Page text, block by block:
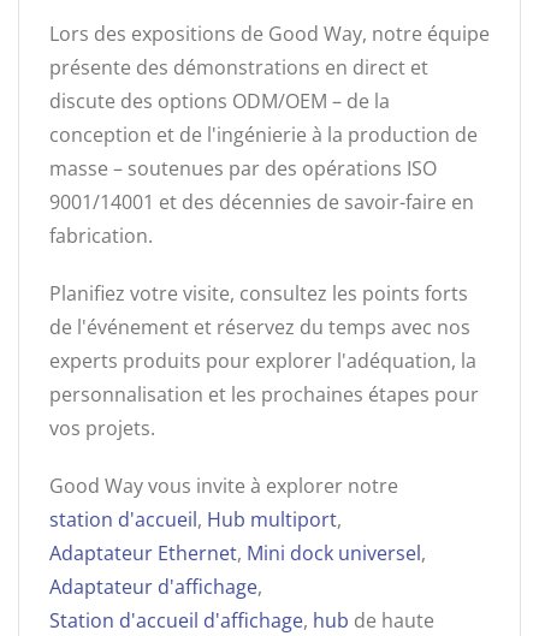
Lors des expositions de Good Way, notre équipe
présente des démonstrations en direct et
discute des options ODM/OEM – de la
conception et de l'ingénierie à la production de
masse – soutenues par des opérations ISO
9001/14001 et des décennies de savoir-faire en
fabrication.
Planifiez votre visite, consultez les points forts
de l'événement et réservez du temps avec nos
experts produits pour explorer l'adéquation, la
personnalisation et les prochaines étapes pour
vos projets.
Good Way vous invite à explorer notre
station d'accueil, Hub multiport,
Adaptateur Ethernet, Mini dock universel,
Adaptateur d'affichage,
Station d'accueil d'affichage, hub de haute